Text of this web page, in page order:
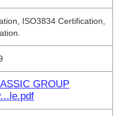
ISO3834 Certification,
GROUP